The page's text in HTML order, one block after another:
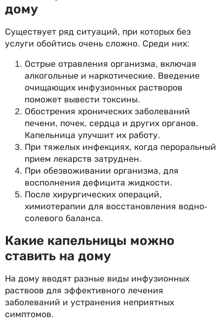
дому
Существует ряд ситуаций, при которых без
услуги обойтись очень сложно. Среди них:
Острые отравления организма, включая
алкогольные и наркотические. Введение
очищающих инфузионных растворов
поможет вывести токсины.
Обострения хронических заболеваний
печени, почек, сердца и других органов.
Капельница улучшит их работу.
При тяжелых инфекциях, когда пероральный
прием лекарств затруднен.
При обезвоживании организма, для
восполнения дефицита жидкости.
После хирургических операций,
химиотерапии для восстановления водно-
солевого баланса.
Какие капельницы можно
ставить на дому
На дому вводят разные виды инфузионных
раствоов для эффективного лечения
заболеваний и устранения неприятных
симптомов.